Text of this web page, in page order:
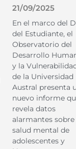
21/09/2025
En el marco del
del Estudiante, el
Observatorio del
Desarrollo
y la
de la Universidad
Austral presenta
nuevo informe
revela datos
alarmantes sobre
salud mental de
adolescentes y